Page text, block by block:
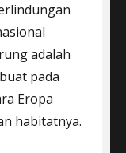
adalah
pada
Eropa
habitatnya.